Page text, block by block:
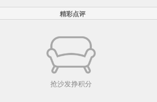
精彩点评
抢沙发挣积分